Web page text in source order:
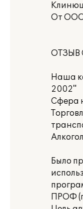
От
ОТЗЫВ
Наша
2002"
Сфера
Было
ПРОФ